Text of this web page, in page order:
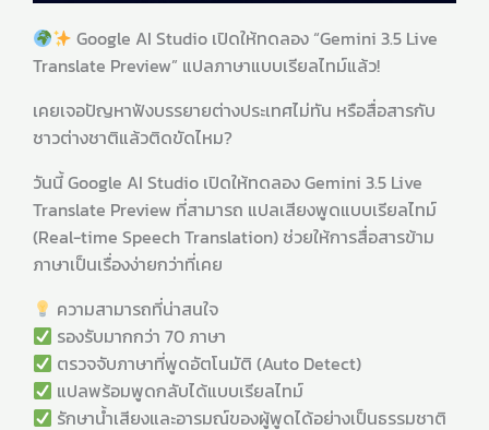
Google AI Studio เปิดให้ทดลอง “Gemini 3.5 Live
Translate Preview” แปลภาษาแบบเรียลไทม์แล้ว!
เคยเจอปัญหาฟังบรรยายต่างประเทศไม่ทัน หรือสื่อสารกับ
ชาวต่างชาติแล้วติดขัดไหม?
วันนี้ Google AI Studio เปิดให้ทดลอง Gemini 3.5 Live
Translate Preview ที่สามารถ แปลเสียงพูดแบบเรียลไทม์
(Real-time Speech Translation) ช่วยให้การสื่อสารข้าม
ภาษาเป็นเรื่องง่ายกว่าที่เคย
ความสามารถที่น่าสนใจ
รองรับมากกว่า 70 ภาษา
ตรวจจับภาษาที่พูดอัตโนมัติ (Auto Detect)
แปลพร้อมพูดกลับได้แบบเรียลไทม์
รักษาน้ำเสียงและอารมณ์ของผู้พูดได้อย่างเป็นธรรมชาติ